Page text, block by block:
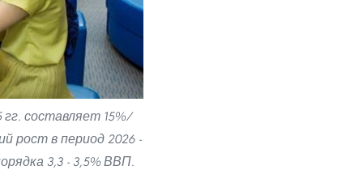
гг. составляет 15%/
рост в период 2026 -
3,3 - 3,5% ВВП.